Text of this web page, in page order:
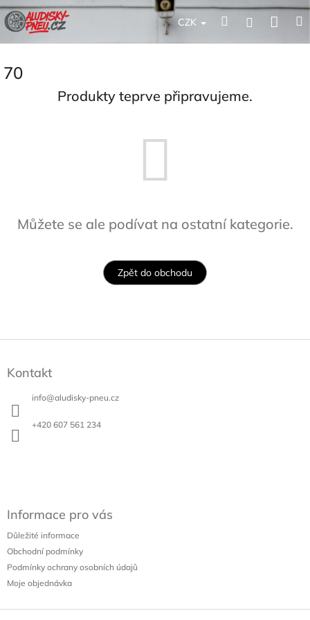
Přejít
na
obsah
CZK HledatPřihlášení
70
Produkty teprve připravujeme.
Můžete se ale podívat na ostatní kategorie.
Zpět do obchodu
Kontakt
info@aludisky-pneu.cz
+420 607 561 234
Informace pro vás
Důležité informace
Obchodní podmínky
Podmínky ochrany osobních údajů
Moje objednávka